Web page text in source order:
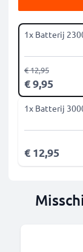
1x Batterij
€ 9,95
€ 12,95
1x Batterij
€ 12,95